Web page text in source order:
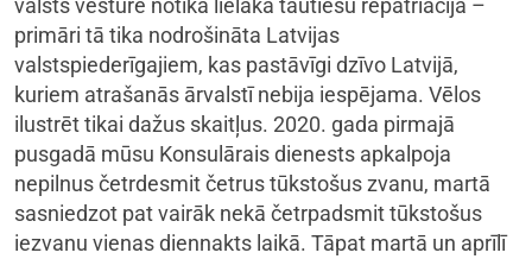
valsts vēsturē notika lielākā tautiešu repatriācija –
primāri tā tika nodrošināta Latvijas
valstspiederīgajiem, kas pastāvīgi dzīvo Latvijā,
kuriem atrašanās ārvalstī nebija iespējama. Vēlos
ilustrēt tikai dažus skaitļus. 2020. gada pirmajā
pusgadā mūsu Konsulārais dienests apkalpoja
nepilnus četrdesmit četrus tūkstošus zvanu, martā
sasniedzot pat vairāk nekā četrpadsmit tūkstošus
iezvanu vienas diennakts laikā. Tāpat martā un aprīlī